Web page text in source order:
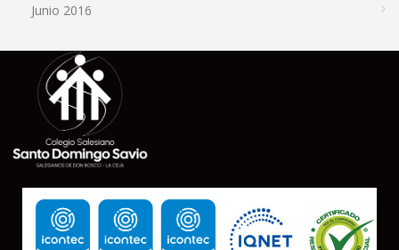
Junio 2016